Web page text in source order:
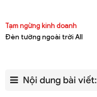
Tạm ngừng kinh doanh
Đèn tường ngoài trời All
Nội dung bài viết: